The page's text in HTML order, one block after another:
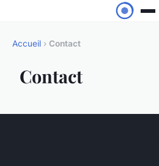
Accueil › Contact
Contact